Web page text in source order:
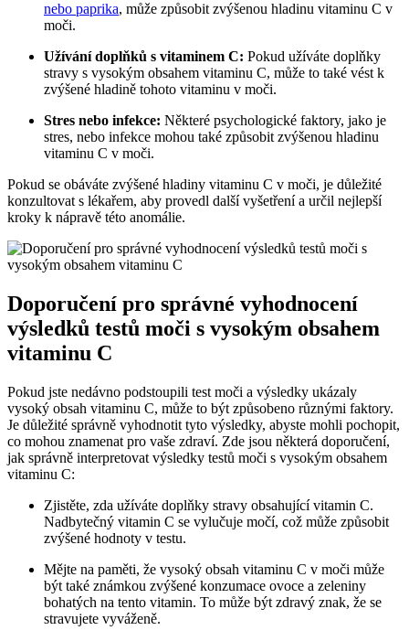
nebo paprika, může způsobit zvýšenou hladinu vitaminu C v
moči.
Užívání doplňků s vitaminem C: Pokud užíváte doplňky
stravy s vysokým obsahem vitaminu C, může to také vést k
zvýšené hladině tohoto vitaminu v moči.
Stres nebo infekce: Některé psychologické faktory, jako je
stres, nebo infekce mohou také způsobit zvýšenou hladinu
vitaminu C v moči.
Pokud se obáváte zvýšené hladiny vitaminu C v moči, je důležité
konzultovat s lékařem, aby provedl další vyšetření a určil nejlepší
kroky k nápravě této anomálie.
Doporučení pro správné vyhodnocení
výsledků testů moči s vysokým obsahem
vitaminu C
Pokud jste nedávno podstoupili test moči a výsledky ukázaly
vysoký obsah vitaminu C, může to být způsobeno různými faktory.
Je důležité správně vyhodnotit tyto výsledky, abyste mohli pochopit,
co mohou znamenat pro vaše zdraví. Zde jsou některá doporučení,
jak správně interpretovat výsledky testů moči s vysokým obsahem
vitaminu C:
Zjistěte, zda užíváte doplňky stravy obsahující vitamin C.
Nadbytečný vitamin C se vylučuje močí, což může způsobit
zvýšené hodnoty v testu.
Mějte na paměti, že vysoký obsah vitaminu C v moči může
být také známkou zvýšené konzumace ovoce a zeleniny
bohatých na tento vitamin. To může být zdravý znak, že se
stravujete vyváženě.